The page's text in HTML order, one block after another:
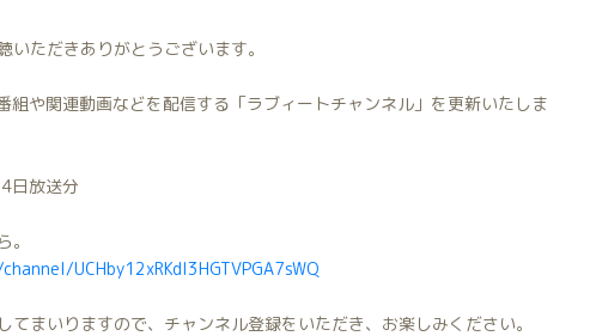
ただきありがとうございます。
組や関連動画などを配信する「ラブィートチャンネル」を更新いたしま
日放送分
UCHby12xRKdI3HGTVPGA7sWQ
てまいりますので、チャンネル登録をいただき、お楽しみください。